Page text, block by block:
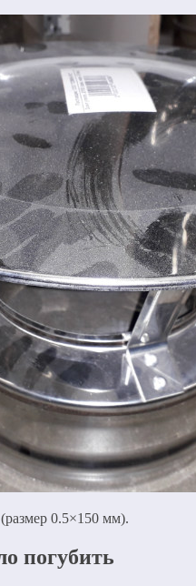
0.5×150 мм).
погубить